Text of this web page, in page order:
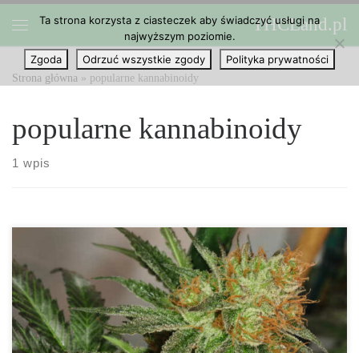
Przejdź do treści THCLand.pl
Strona główna » popularne kannabinoidy
popularne kannabinoidy
1 wpis
Konopie to bardzo skomplikowana roślina. Składające się z setek
związków chemicznych zwanych kannabinoidami – z których
ponad 100 zostało zidentyfikowanych i wywołuje różne skutki –
kannabinoidy wiążą się z receptorami już w organizmie, tworząc
Ta strona korzysta z ciasteczek aby świadczyć usługi na
najwyższym poziomie.
Zgoda
Odrzuć wszystkie zgody Polityka prywatności